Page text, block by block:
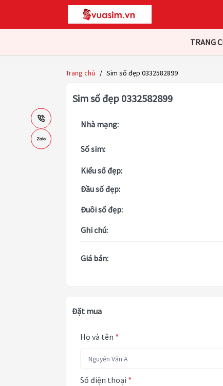
TRANG
Trang chủ / Sim số đẹp 0332582899
Sim số đẹp 0332582899
Nhà mạng:
Số sim:
Kiểu số đẹp:
Đầu số đẹp:
Đuôi số đẹp:
Ghi chú:
Giá bán:
Đặt mua
Họ và tên *
Số điện thoại *